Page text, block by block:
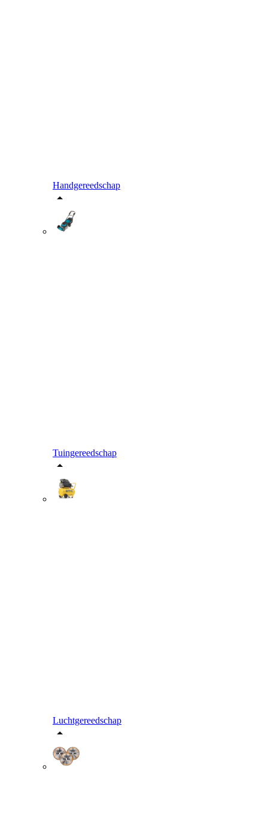
Handgereedschap
Tuingereedschap
Luchtgereedschap